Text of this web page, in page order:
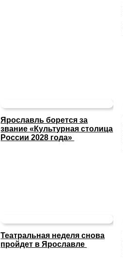
Ярославль борется за
звание «Культурная столица
России 2028 года»
Театральная неделя снова
пройдет в Ярославле